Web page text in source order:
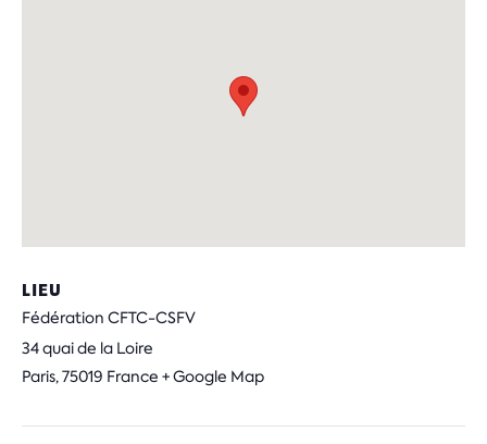
LIEU
Fédération CFTC-CSFV
34 quai de la Loire
Paris,75019 France + Google Map